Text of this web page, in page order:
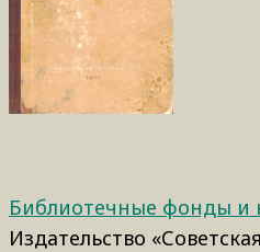
Библиотечные фонды и
Издательство